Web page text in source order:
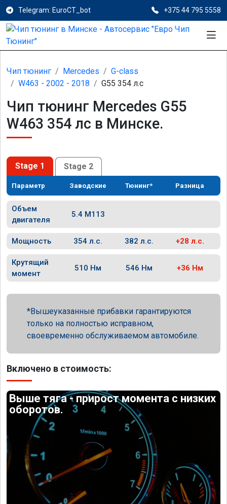
Telegram: EuroCT_bot +375 44 795 5558
Чип тюнинг Mercedes
G-class
W463 - 2002 - 2018
G55 354 л.с
Чип тюнинг Mercedes G55
W463 354 лс в Минске.
Stage 1 Stage 2
Параметр Заводские Тюнинг* Разница
Объем
двигателя
5.4 M113
Мощность 354 л.с. 382 л.с. +28 л.с.
Крутящий
момент
510 Нм 546 Нм +36 Нм
Вышеуказанные прибавки гарантируются
только на полностью исправном,
своевременно обслуживаемом автомобиле.
Включено в стоимость:
Выше тяга - прирост момента с низких
оборотов.